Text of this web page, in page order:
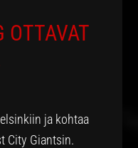
OTTAVAT
ja kohtaa
City Giantsin.